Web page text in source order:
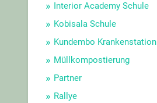
Interior Academy Schule
Kobisala Schule
Kundembo Krankenstation
Müllkompostierung
Partner
Rallye